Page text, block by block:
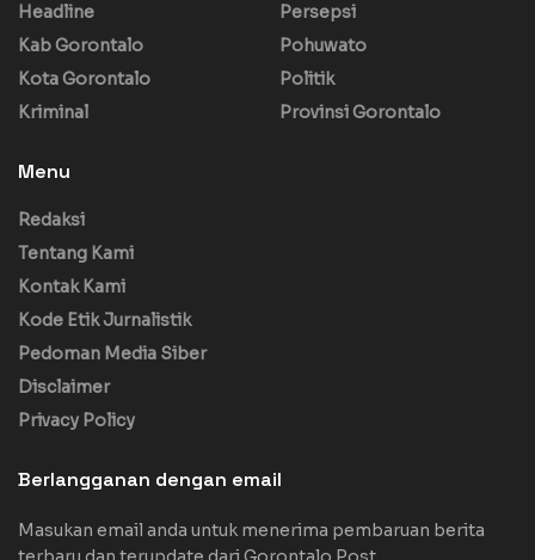
Headline
Kab Gorontalo
Kota Gorontalo
Kriminal
Persepsi
Pohuwato
Politik
Provinsi Gorontalo
Menu
Redaksi
Tentang Kami
Kontak Kami
Kode Etik Jurnalistik
Pedoman Media Siber
Disclaimer
Privacy Policy
Berlangganan dengan email
Masukan email anda untuk menerima pembaruan berita